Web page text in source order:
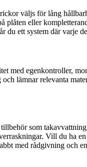
väljs för lång
eller
du ett system där varje
med egenkontroller,
lämnar relevanta
som
Vill du ha
med rådgivning och